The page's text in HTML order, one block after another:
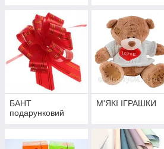
БАНТ
подарунковий
М'ЯКІ ІГРАШКИ